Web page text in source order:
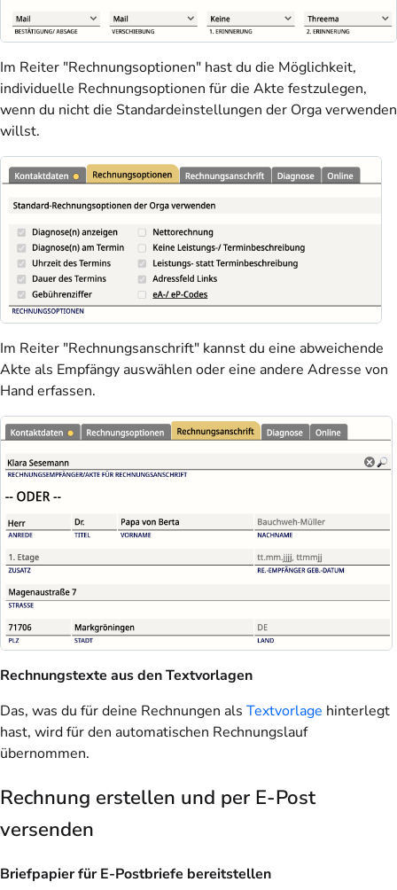
Im Reiter "Rechnungsoptionen" hast du die Möglichkeit,
individuelle Rechnungsoptionen für die Akte festzulegen,
wenn du nicht die Standardeinstellungen der Orga verwenden
willst.
Im Reiter "Rechnungsanschrift" kannst du eine abweichende
Akte als Empfängy auswählen oder eine andere Adresse von
Hand erfassen.
Rechnungstexte aus den Textvorlagen
Das, was du für deine Rechnungen als Textvorlage hinterlegt
hast, wird für den automatischen Rechnungslauf
übernommen.
Rechnung erstellen und per E-Post
versenden
Briefpapier für E-Postbriefe bereitstellen